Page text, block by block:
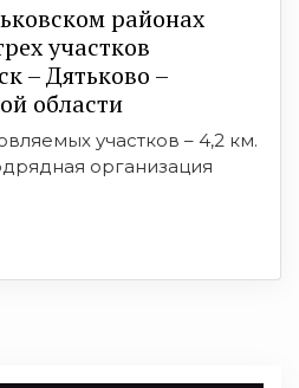
районах
участков
– Дятьково –
области
участков – 4,2 км.
организация